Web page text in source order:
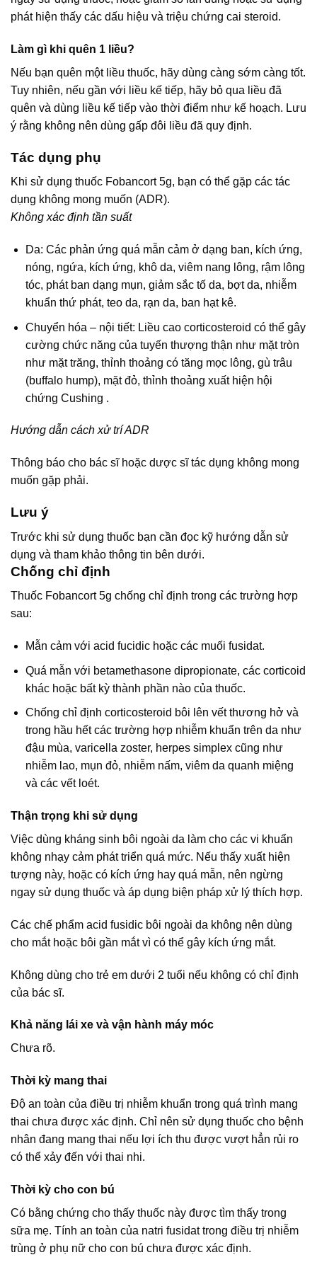
phát hiện thấy các dấu hiệu và triệu chứng cai steroid.
Làm gì khi quên 1 liều?
Nếu bạn quên một liều thuốc, hãy dùng càng sớm càng tốt.
Tuy nhiên, nếu gần với liều kế tiếp, hãy bỏ qua liều đã
quên và dùng liều kế tiếp vào thời điểm như kế hoạch. Lưu
ý rằng không nên dùng gấp đôi liều đã quy định.
Tác dụng phụ
Khi sử dụng thuốc Fobancort 5g, bạn có thể gặp các tác
dụng không mong muốn (ADR).
Không xác định tần suất
Da: Các phản ứng quá mẫn cảm ở dạng ban, kích ứng,
nóng, ngứa, kích ứng, khô da, viêm nang lông, rậm lông
tóc, phát ban dạng mụn, giảm sắc tố da, bợt da, nhiễm
khuẩn thứ phát, teo da, rạn da, ban hạt kê.
Chuyển hóa – nội tiết: Liều cao corticosteroid có thể gây
cường chức năng của tuyến thượng thận như mặt tròn
như mặt trăng, thỉnh thoảng có tăng mọc lông, gù trâu
(buffalo hump), mặt đỏ, thỉnh thoảng xuất hiện hội
chứng Cushing .
Hướng dẫn cách xử trí ADR
Thông báo cho bác sĩ hoặc dược sĩ tác dụng không mong
muốn gặp phải.
Lưu ý
Trước khi sử dụng thuốc bạn cần đọc kỹ hướng dẫn sử
dụng và tham khảo thông tin bên dưới.
Chống chỉ định
Thuốc Fobancort 5g chống chỉ định trong các trường hợp
sau:
Mẫn cảm với acid fucidic hoặc các muối fusidat.
Quá mẫn với betamethasone dipropionate, các corticoid
khác hoặc bất kỳ thành phần nào của thuốc.
Chống chỉ định corticosteroid bôi lên vết thương hở và
trong hầu hết các trường hợp nhiễm khuẩn trên da như
đậu mùa, varicella zoster, herpes simplex cũng như
nhiễm lao, mụn đỏ, nhiễm nấm, viêm da quanh miệng
và các vết loét.
Thận trọng khi sử dụng
Việc dùng kháng sinh bôi ngoài da làm cho các vi khuẩn
không nhạy cảm phát triển quá mức. Nếu thấy xuất hiện
tượng này, hoặc có kích ứng hay quá mẫn, nên ngừng
ngay sử dụng thuốc và áp dụng biện pháp xử lý thích hợp.
Các chế phẩm acid fusidic bôi ngoài da không nên dùng
cho mắt hoặc bôi gần mắt vì có thể gây kích ứng mắt.
Không dùng cho trẻ em dưới 2 tuổi nếu không có chỉ định
của bác sĩ.
Khả năng lái xe và vận hành máy móc
Chưa rõ.
Thời kỳ mang thai
Độ an toàn của điều trị nhiễm khuẩn trong quá trình mang
thai chưa được xác định. Chỉ nên sử dụng thuốc cho bệnh
nhân đang mang thai nếu lợi ích thu được vượt hẳn rủi ro
có thể xảy đến với thai nhi.
Thời kỳ cho con bú
Có bằng chứng cho thấy thuốc này được tìm thấy trong
sữa mẹ. Tính an toàn của natri fusidat trong điều trị nhiễm
trùng ở phụ nữ cho con bú chưa được xác định.